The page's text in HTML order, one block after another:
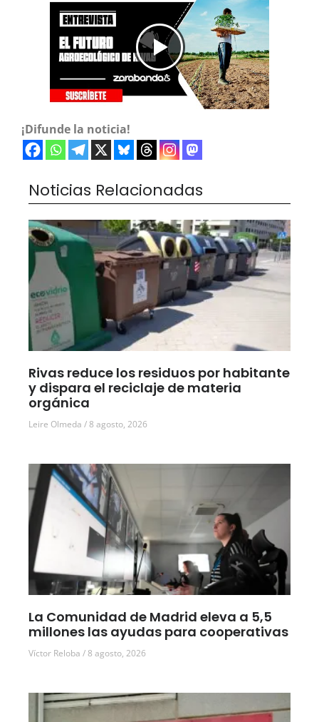
¡Difunde la noticia!
Noticias Relacionadas
Rivas reduce los residuos por habitante
y dispara el reciclaje de materia
orgánica
Leire Olmeda 8 agosto, 2026
La Comunidad de Madrid eleva a 5,5
millones las ayudas para cooperativas
Víctor Reloba 8 agosto, 2026